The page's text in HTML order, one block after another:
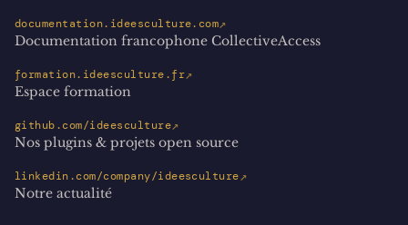
documentation.ideesculture.com↗
Documentation francophone CollectiveAccess
formation.ideesculture.fr↗
Espace formation
github.com/ideesculture↗
Nos plugins & projets open source
linkedin.com/company/ideesculture↗
Notre actualité